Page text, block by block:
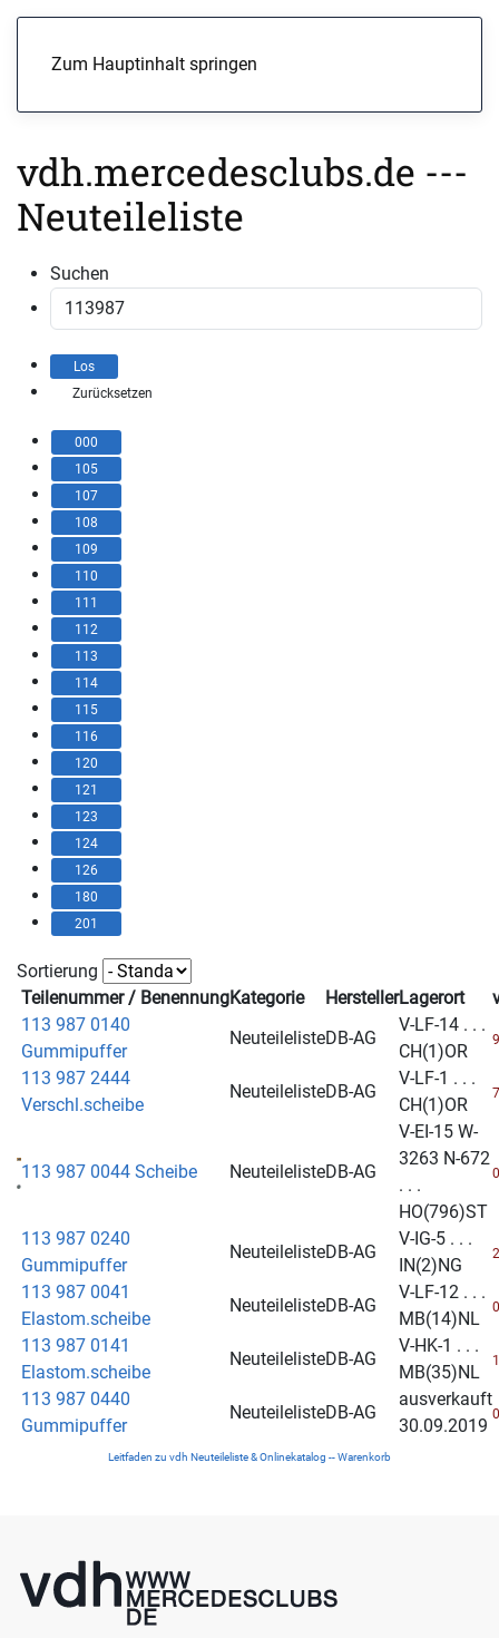
Zum Hauptinhalt springen
vdh.mercedesclubs.de ---
Neuteileliste
Suchen
000
105
107
108
109
110
111
112
113
114
115
116
120
121
123
124
126
180
201
Sortierung
Teilenummer / BenennungKategorie HerstellerLagerort
113 987 0140
Gummipuffer
NeuteilelisteDB-AG
V-LF-14 . . .
CH(1)OR
113 987 2444
Verschl.scheibe
NeuteilelisteDB-AG
V-LF-1 . . .
CH(1)OR
113 987 0044 Scheibe NeuteilelisteDB-AG
V-EI-15 W-
3263 N-672
. . .
HO(796)ST
113 987 0240
Gummipuffer
NeuteilelisteDB-AG
V-IG-5 . . .
IN(2)NG
113 987 0041
Elastom.scheibe
NeuteilelisteDB-AG
V-LF-12 . . .
MB(14)NL
113 987 0141
Elastom.scheibe
NeuteilelisteDB-AG
V-HK-1 . . .
MB(35)NL
113 987 0440
Gummipuffer
NeuteilelisteDB-AG
ausverkauft
30.09.2019
Leitfaden zu vdh Neuteileliste & Onlinekatalog -- Warenkorb